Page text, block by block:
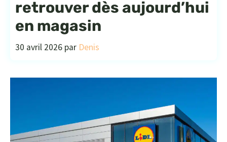
retrouver dès aujourd’hui
en magasin
30 avril 2026 par Denis